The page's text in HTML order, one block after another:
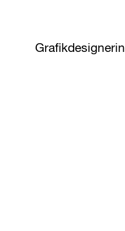
Grafikdesignerin